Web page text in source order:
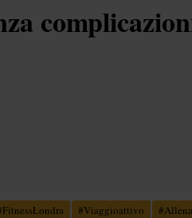
FitnessLondra #Viaggioattivo #